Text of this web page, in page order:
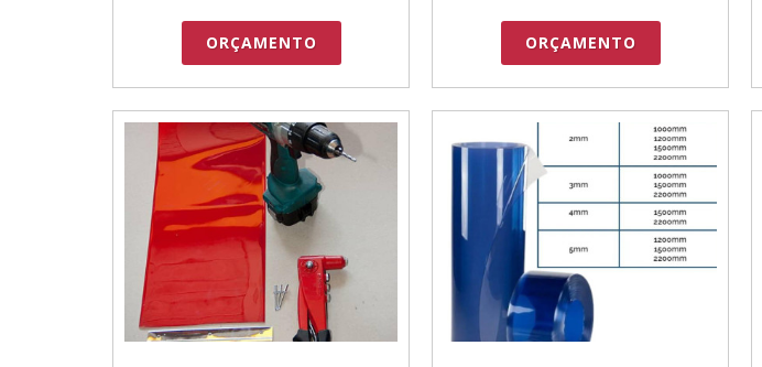
ORÇAMENTO ORÇAMENTO